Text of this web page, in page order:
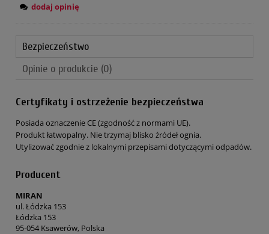
dodaj opinię
Bezpieczeństwo
Opinie o produkcie (0)
Certyfikaty i ostrzeżenie bezpieczeństwa
Posiada oznaczenie CE (zgodność z normami UE).
Produkt łatwopalny. Nie trzymaj blisko źródeł ognia.
Utylizować zgodnie z lokalnymi przepisami dotyczącymi odpadów.
Producent
MIRAN
ul. Łódzka 153
Łódzka 153
95-054 Ksawerów, Polska